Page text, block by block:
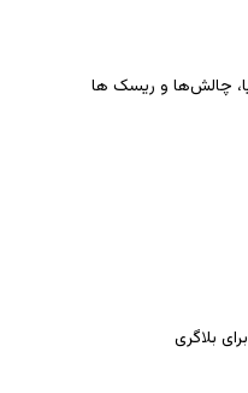
چالش‌ها و ریسک ها